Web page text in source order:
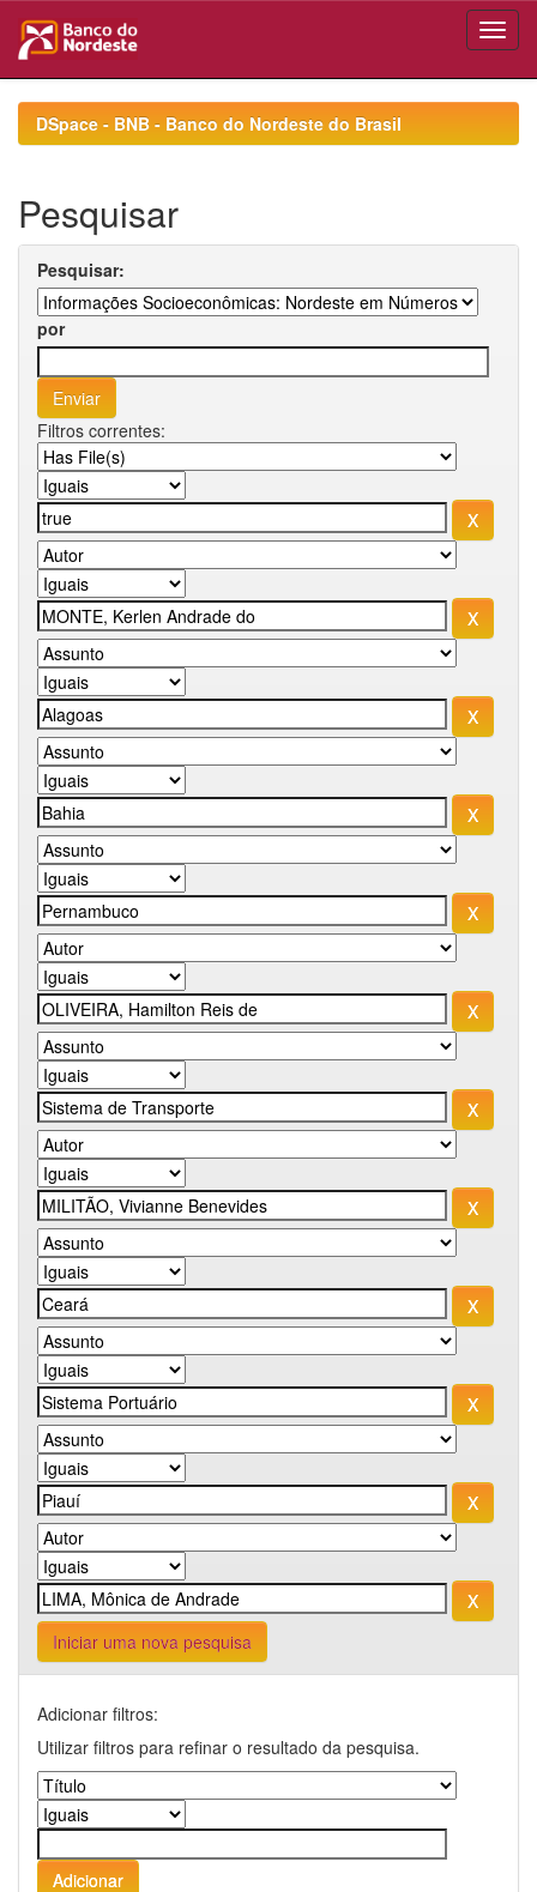
navigationDSpace - BNB - Banco do Nordeste do Brasil
Pesquisar
Pesquisar:
por
Filtros correntes:
Iniciar uma nova pesquisa
Adicionar filtros:
Utilizar filtros para refinar o resultado da pesquisa.